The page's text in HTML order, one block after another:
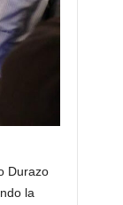
Durazo
la